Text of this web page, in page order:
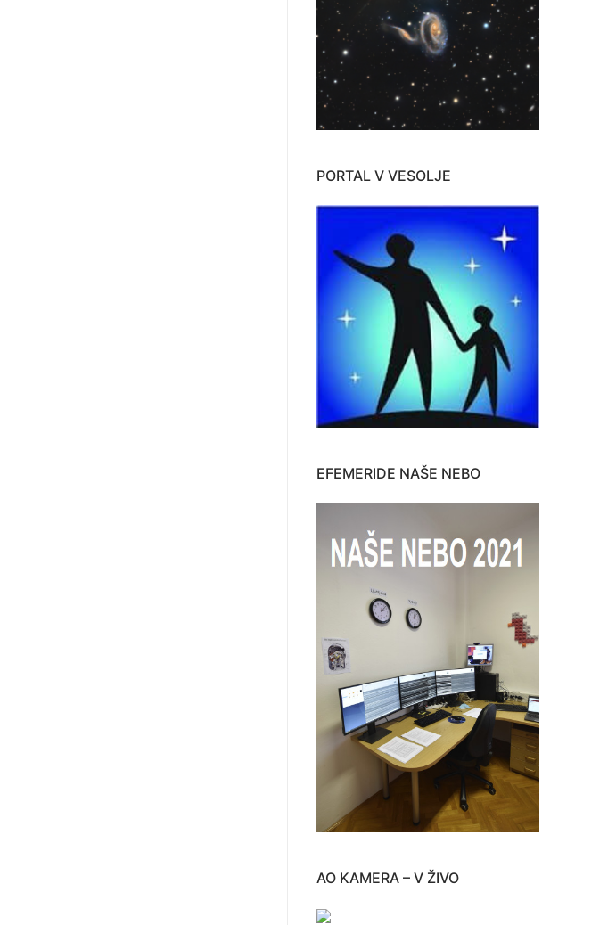
PORTAL V VESOLJE
EFEMERIDE NAŠE NEBO
AO KAMERA – V ŽIVO